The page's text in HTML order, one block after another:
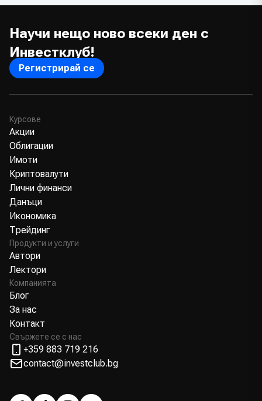
Научи нещо ново всеки ден с
Инвестклуб!
Регистрирай се
Курсове
Акции
Облигации
Имоти
Криптовалути
Лични финанси
Данъци
Икономика
Трейдинг
Продукти и услуги
Автори
Лектори
Компанията
Блог
За нас
Контакт
Свържете се с нас
+359 883 719 216
contact@investclub.bg